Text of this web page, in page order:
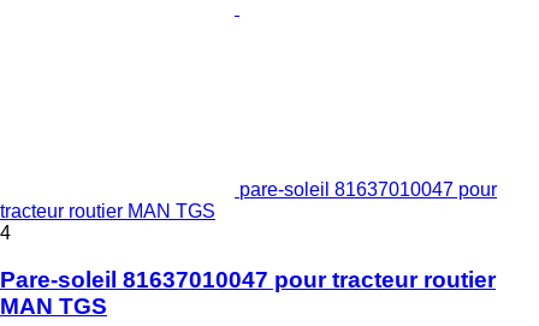
pare-soleil 81637010047 pour
tracteur routier MAN TGS
4
Pare-soleil 81637010047 pour tracteur routier
MAN TGS